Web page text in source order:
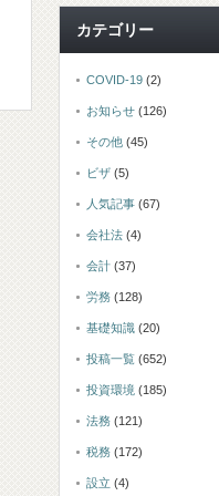
カテゴリー
COVID-19 (2)
お知らせ (126)
その他 (45)
ビザ (5)
人気記事 (67)
会社法 (4)
会計 (37)
労務 (128)
基礎知識 (20)
投稿一覧 (652)
投資環境 (185)
法務 (121)
税務 (172)
設立 (4)